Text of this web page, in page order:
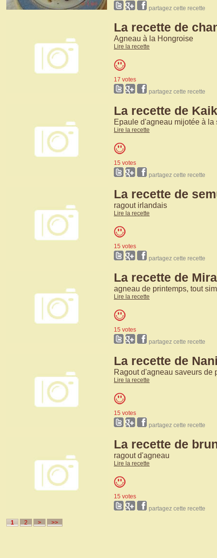
partagez cette recette
La recette de
Agneau à la Hongroise
Lire la recette
17 votes
partagez cette recette
La recette de
Epaule d'agneau mijotée à la
Lire la recette
15 votes
partagez cette recette
La recette de
ragout irlandais
Lire la recette
15 votes
partagez cette recette
La recette de
agneau de printemps, tout
Lire la recette
15 votes
partagez cette recette
La recette de
Ragout d'agneau saveurs de
Lire la recette
15 votes
partagez cette recette
La recette de
ragout d'agneau
Lire la recette
15 votes
partagez cette recette
1 2 > >>